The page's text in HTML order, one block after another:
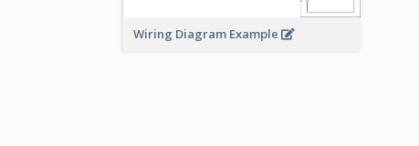
Wiring Diagram Example